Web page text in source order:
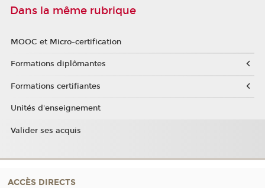
Dans la même rubrique
MOOC et Micro-certification
Formations diplômantes
Formations certifiantes
Unités d'enseignement
Valider ses acquis
ACCÈS DIRECTS